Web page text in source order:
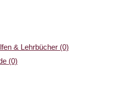
& Lehrbücher (0)
(0)